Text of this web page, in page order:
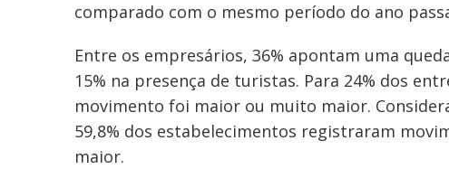
comparado com o mesmo período do ano
Entre os empresários, 36% apontam uma
15% na presença de turistas. Para 24% dos
movimento foi maior ou muito maior.
59,8% dos estabelecimentos registraram
maior.